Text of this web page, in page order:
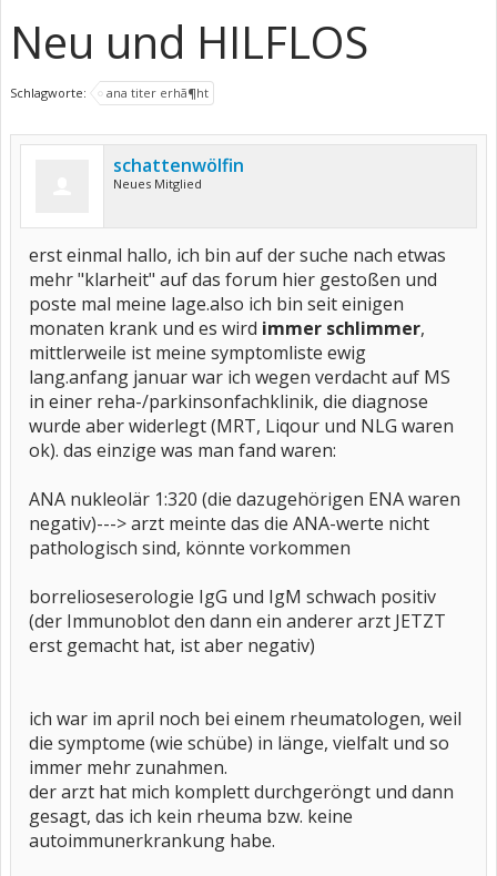
Neu und HILFLOS
Schlagworte: ana titer erhã¶ht
schattenwölfin
Neues Mitglied
erst einmal hallo, ich bin auf der suche nach etwas
mehr "klarheit" auf das forum hier gestoßen und
poste mal meine lage.also ich bin seit einigen
monaten krank und es wird immer schlimmer,
mittlerweile ist meine symptomliste ewig
lang.anfang januar war ich wegen verdacht auf MS
in einer reha-/parkinsonfachklinik, die diagnose
wurde aber widerlegt (MRT, Liqour und NLG waren
ok). das einzige was man fand waren:
ANA nukleolär 1:320 (die dazugehörigen ENA waren
negativ)---> arzt meinte das die ANA-werte nicht
pathologisch sind, könnte vorkommen
borrelioseserologie IgG und IgM schwach positiv
(der Immunoblot den dann ein anderer arzt JETZT
erst gemacht hat, ist aber negativ)
ich war im april noch bei einem rheumatologen, weil
die symptome (wie schübe) in länge, vielfalt und so
immer mehr zunahmen.
der arzt hat mich komplett durchgeröngt und dann
gesagt, das ich kein rheuma bzw. keine
autoimmunerkrankung habe.